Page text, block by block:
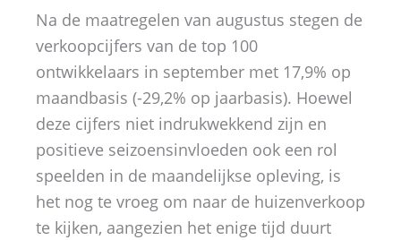
Na de maatregelen van augustus stegen de
verkoopcijfers van de top 100
ontwikkelaars in september met 17,9% op
maandbasis (-29,2% op jaarbasis). Hoewel
deze cijfers niet indrukwekkend zijn en
positieve seizoensinvloeden ook een rol
speelden in de maandelijkse opleving, is
het nog te vroeg om naar de huizenverkoop
te kijken, aangezien het enige tijd duurt